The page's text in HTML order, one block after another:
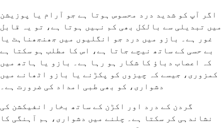
اگر آپ کو شدید درد محسوس ہوتا ہے جو آرام یا پوزیشن
میں تبدیلی سے بالکل بھی کم نہیں ہوتا ہے، تو یہ قابل
غور ہے۔ بازو میں درد جو انگلیوں میں جھنجھناہٹ یا
بے حسی کے ساتھ نیچے جاتا ہے، اس کا مطلب ہو سکتا ہے
کہ اعصاب دباؤ کا شکار ہو رہا ہے۔ بازو یا ہاتھ میں
کمزوری، جیسے کہ چیزوں کو پکڑنے یا بازو اٹھانے میں
دشواری، کو بھی طبی امداد کی ضرورت ہے۔
گردن کے درد اور اکڑن کے ساتھ بخار انفیکشن کی
نشاندہی کر سکتا ہے۔ چلنے میں دشواری، ہم آہنگی کا